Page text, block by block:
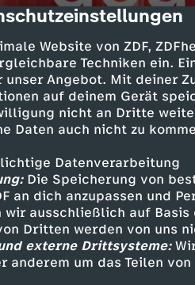
description
Website von ZDF,
Techniken ein.
Angebot. Mit deiner
auf deinem Gerät
nicht an Dritte
Daten auch nicht zu
Datenverarbeitung
Die Speicherung von
an dich anzupassen und
ausschließlich auf Basis
Dritten werden von uns
externe Drittsysteme:
anderem um das Teilen
Drogenelend und Edel-
ist wieder auf Tour
in Dresden
Schweden feiert
Silvia und Carl